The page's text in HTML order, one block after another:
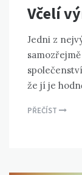
Včelí
Jedni z
že jí je
PŘEČÍST